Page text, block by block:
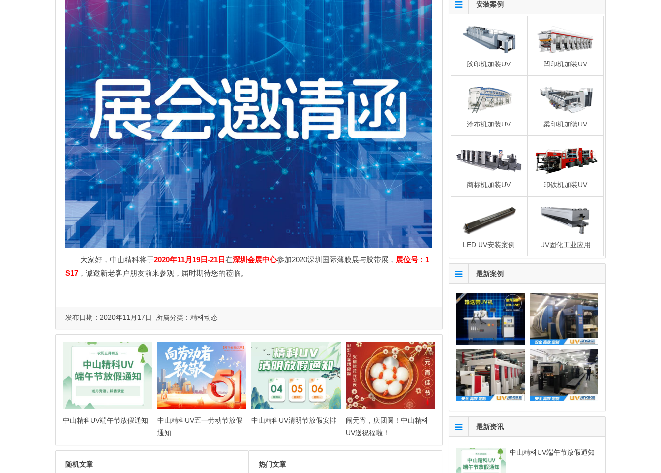
大家好，中山精科将于2020年11月19日-21日在深圳会展中心参加2020深圳国际薄膜展与胶带展， 展位号：1
S17 ，诚邀新老客户朋友前来参观，届时期待您的莅临。
发布日期：2020年11月17日 所属分类： 精科动态
中山精科UV端午节放假通知
中山精科UV五一劳动节放假
通知
中山精科UV清明节放假安排
闹元宵，庆团圆！中山精科
UV送祝福啦！
随机文章 热门文章
安装案例
胶印机加装UV 凹印机加装UV
涂布机加装UV 柔印机加装UV
商标机加装UV 印铁机加装UV
LED UV安装案例 UV固化工业应用
最新案例
最新资讯
中山精科UV端午节放假通知